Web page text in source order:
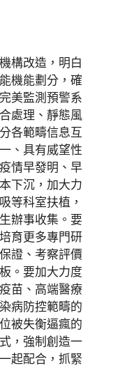
構改造，明白
機能劃分，確
美監測預警系
處理、靜態風
各範疇信息互
、具有威望性
情早發明、早
下沉，加大力
等科室扶植，
辦事收集。要
育更多專門研
證、考察評價
。要加大力度
苗、高端醫療
病防控範疇的
被失衡逼瘋的
，強制創造一
起配合，抓緊